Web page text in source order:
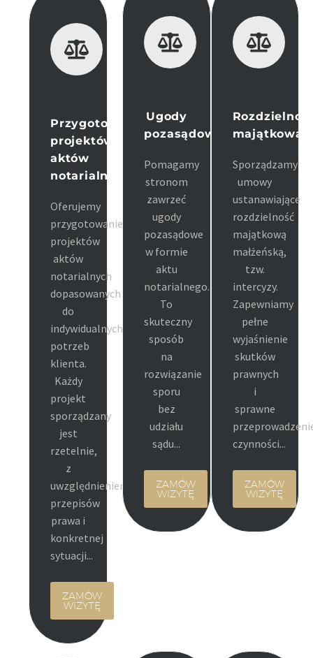
Przygotowanie
projektów
aktów
notarialnych
Oferujemy
przygotowanie
projektów
aktów
notarialnych
dopasowanych
do
indywidualnych
potrzeb
klienta.
Każdy
projekt
sporządzany
jest
rzetelnie,
z
uwzględnieniem
przepisów
prawa i
konkretnej
sytuacji...
ZAMÓW
WIZYTĘ
Ugody
pozasądowe
Pomagamy
stronom
zawrzeć
ugody
pozasądowe
w formie
aktu
notarialnego.
To
skuteczny
sposób
na
rozwiązanie
sporu
bez
udziału
sądu...
ZAMÓW
WIZYTĘ
majątkowa
Sporządzamy
umowy
ustanawiające
rozdzielność
majątkową
małżeńską,
tzw.
intercyzy.
Zapewniamy
pełne
wyjaśnienie
skutków
prawnych
i
sprawne
czynności...
ZAMÓW
WIZYTĘ